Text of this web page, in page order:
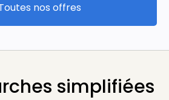
Toutes nos offres
nos offres
simplifiées